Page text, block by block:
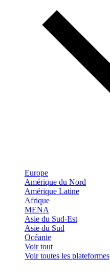
Europe
Amérique du Nord
Amérique Latine
Afrique
MENA
Asie du Sud-Est
Asie du Sud
Océanie
Voir tout
Voir toutes les plateformes